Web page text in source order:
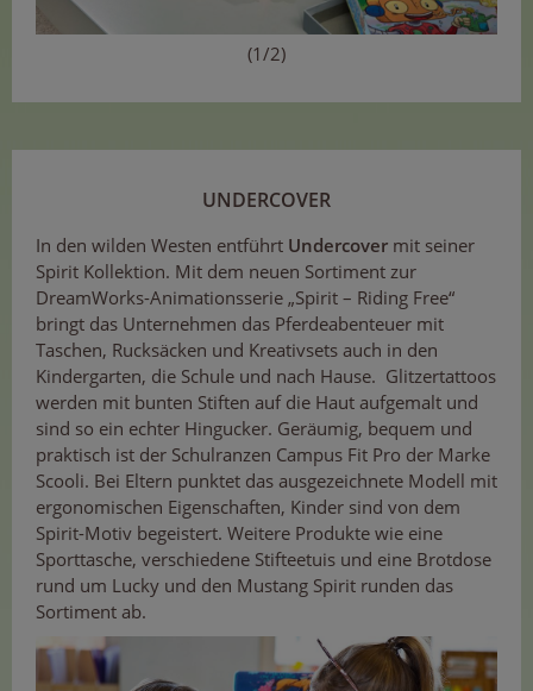
(1/2)
UNDERCOVER
In den wilden Westen entführt Undercover mit seiner
Spirit Kollektion. Mit dem neuen Sortiment zur
DreamWorks-Animationsserie „Spirit – Riding Free“
bringt das Unternehmen das Pferdeabenteuer mit
Taschen, Rucksäcken und Kreativsets auch in den
Kindergarten, die Schule und nach Hause. Glitzertattoos
werden mit bunten Stiften auf die Haut aufgemalt und
sind so ein echter Hingucker. Geräumig, bequem und
praktisch ist der Schulranzen Campus Fit Pro der Marke
Scooli. Bei Eltern punktet das ausgezeichnete Modell mit
ergonomischen Eigenschaften, Kinder sind von dem
Spirit-Motiv begeistert. Weitere Produkte wie eine
Sporttasche, verschiedene Stifteetuis und eine Brotdose
rund um Lucky und den Mustang Spirit runden das
Sortiment ab.